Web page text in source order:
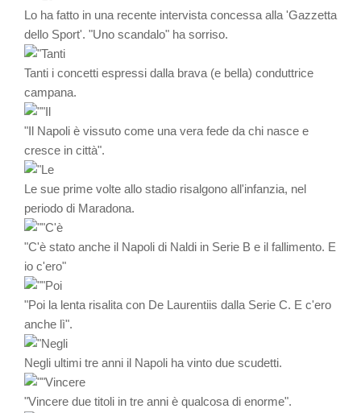
Lo ha fatto in una recente intervista concessa alla 'Gazzetta
dello Sport'. "Uno scandalo" ha sorriso.
Tanti i concetti espressi dalla brava (e bella) conduttrice
campana.
"Il Napoli è vissuto come una vera fede da chi nasce e
cresce in città".
Le sue prime volte allo stadio risalgono all'infanzia, nel
periodo di Maradona.
"C'è stato anche il Napoli di Naldi in Serie B e il fallimento. E
io c'ero"
"Poi la lenta risalita con De Laurentiis dalla Serie C. E c'ero
anche lì".
Negli ultimi tre anni il Napoli ha vinto due scudetti.
"Vincere due titoli in tre anni è qualcosa di enorme".